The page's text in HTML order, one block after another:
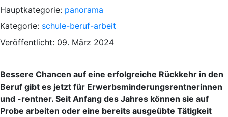
Hauptkategorie: panorama
Kategorie: schule-beruf-arbeit
Veröffentlicht: 09. März 2024
Bessere Chancen auf eine erfolgreiche Rückkehr in den
Beruf gibt es jetzt für Erwerbsminderungsrentnerinnen
und -rentner. Seit Anfang des Jahres können sie auf
Probe arbeiten oder eine bereits ausgeübte Tätigkeit